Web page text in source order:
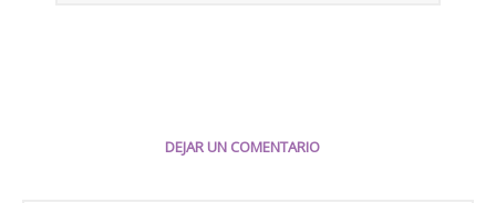
DEJAR UN COMENTARIO